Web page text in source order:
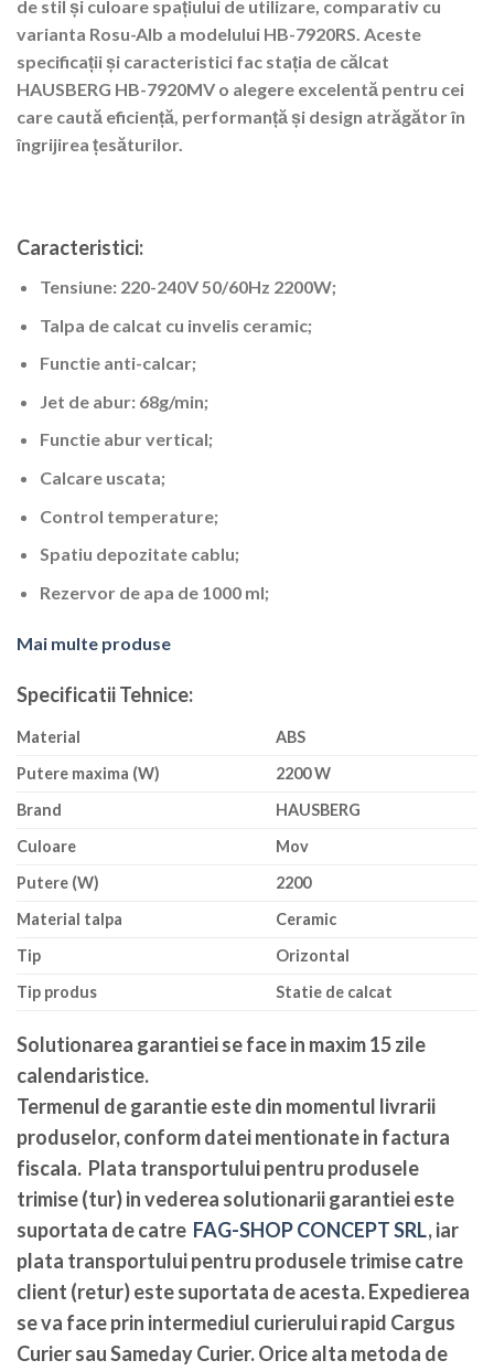
de stil și culoare spațiului de utilizare, comparativ cu
varianta Rosu-Alb a modelului HB-7920RS. Aceste
specificații și caracteristici fac stația de călcat
HAUSBERG HB-7920MV o alegere excelentă pentru cei
care caută eficiență, performanță și design atrăgător în
îngrijirea țesăturilor.
Caracteristici:
Tensiune: 220-240V 50/60Hz 2200W;
Talpa de calcat cu invelis ceramic;
Functie anti-calcar;
Jet de abur: 68g/min;
Functie abur vertical;
Calcare uscata;
Control temperature;
Spatiu depozitate cablu;
Rezervor de apa de 1000 ml;
Mai multe produse
Specificatii Tehnice:
Material
ABS
Putere maxima (W)
2200 W
Brand
HAUSBERG
Culoare
Mov
Putere (W)
2200
Material talpa
Ceramic
Tip
Orizontal
Tip produs
Statie de calcat
Solutionarea garantiei se face in maxim 15 zile
calendaristice.
Termenul de garantie este din momentul livrarii
produselor, conform datei mentionate in factura
fiscala. Plata transportului pentru produsele
trimise (tur) in vederea solutionarii garantiei este
suportata de catre FAG-SHOP CONCEPT SRL, iar
plata transportului pentru produsele trimise catre
client (retur) este suportata de acesta. Expedierea
se va face prin intermediul curierului rapid Cargus
Curier sau Sameday Curier. Orice alta metoda de